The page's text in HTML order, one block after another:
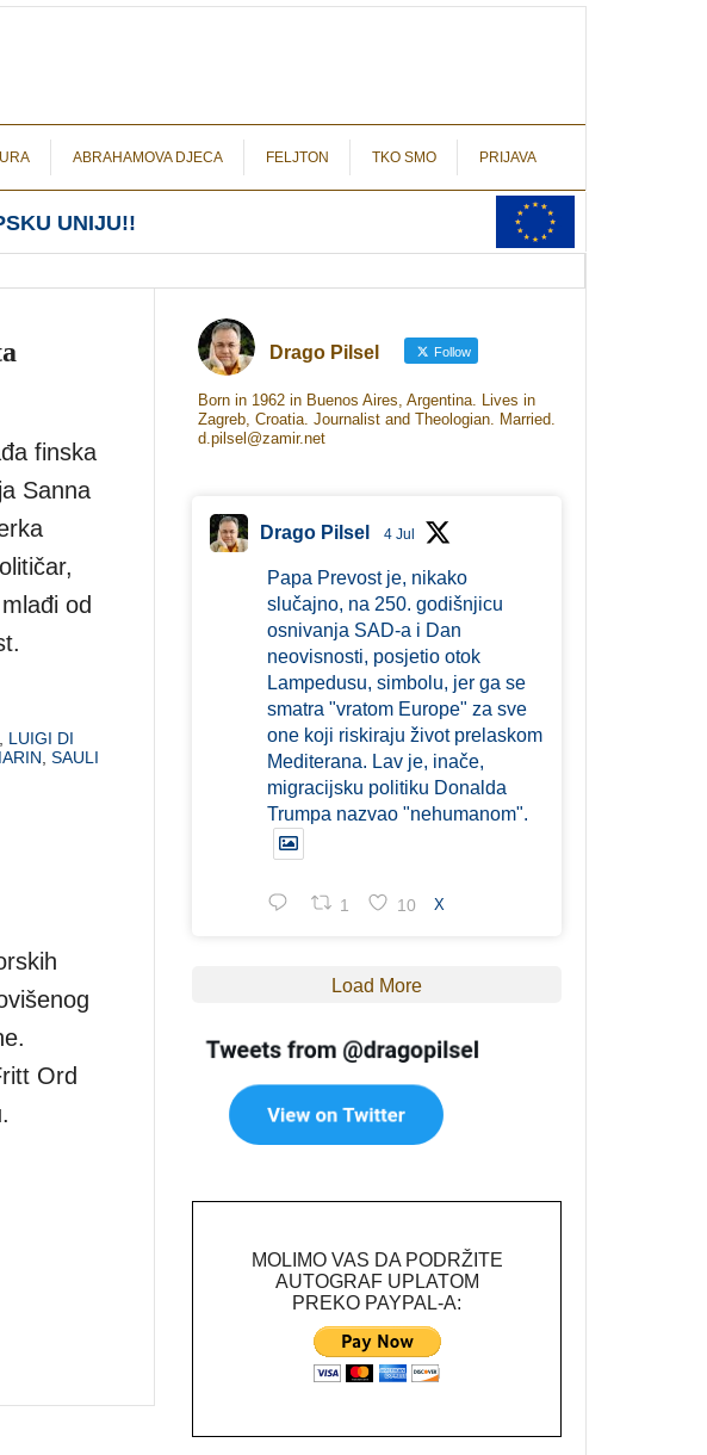
ABRAHAMOVA DJECA FELJTON TKO SMO PRIJAVA
UNIJU!!
finska
Sanna
od
LUIGI DI
SAULI
Ord
Drago Pilsel Follow
Born in 1962 in Buenos Aires, Argentina. Lives in
Zagreb, Croatia. Journalist and Theologian. Married.
d.pilsel@zamir.net
Drago Pilsel 4 Jul
Papa Prevost je, nikako
slučajno, na 250. godišnjicu
osnivanja SAD-a i Dan
neovisnosti, posjetio otok
Lampedusu, simbolu, jer ga se
smatra "vratom Europe" za sve
one koji riskiraju život prelaskom
Mediterana. Lav je, inače,
migracijsku politiku Donalda
Trumpa nazvao "nehumanom".
1 10 X
Load More
MOLIMO VAS DA PODRŽITE
AUTOGRAF UPLATOM
PREKO PAYPAL-A: